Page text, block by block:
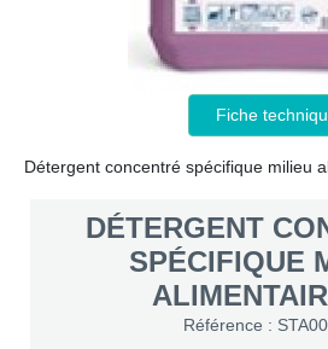
Fiche
Détergent concentré spécifique milieu
DÉTERGENT
SPÉCIFIQUE
Référence :